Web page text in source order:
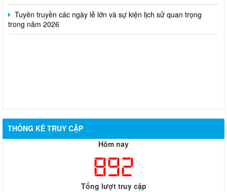
Tuyên truyền các ngày lễ lớn và sự kiện lịch sử quan trọng
trong năm 2026
THỐNG KÊ TRUY CẬP
Hôm nay
892
Tổng lượt truy cập